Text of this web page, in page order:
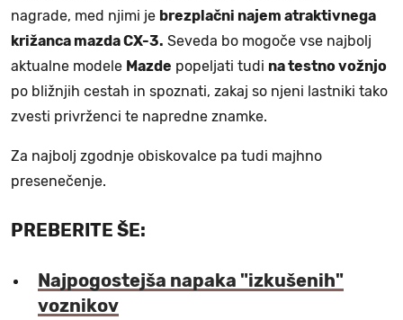
nagrade, med njimi je brezplačni najem atraktivnega
križanca mazda CX-3. Seveda bo mogoče vse najbolj
aktualne modele Mazde popeljati tudi na testno vožnjo
po bližnjih cestah in spoznati, zakaj so njeni lastniki tako
zvesti privrženci te napredne znamke.
Za najbolj zgodnje obiskovalce pa tudi majhno
presenečenje.
PREBERITE ŠE:
Najpogostejša napaka "izkušenih"
voznikov